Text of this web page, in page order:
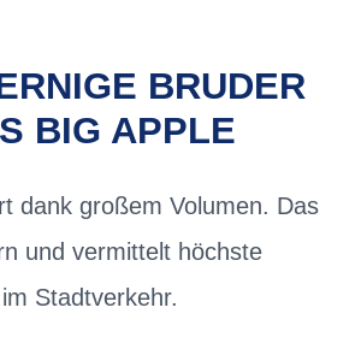
BRUDER
BIG APPLE
dank großem Volumen. Das
und vermittelt höchste
Stadtverkehr.